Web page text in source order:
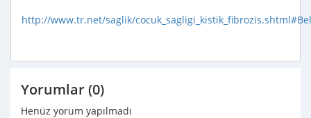
http://www.tr.net/saglik/
Yorumlar (0)
Henüz yorum yapılmadı